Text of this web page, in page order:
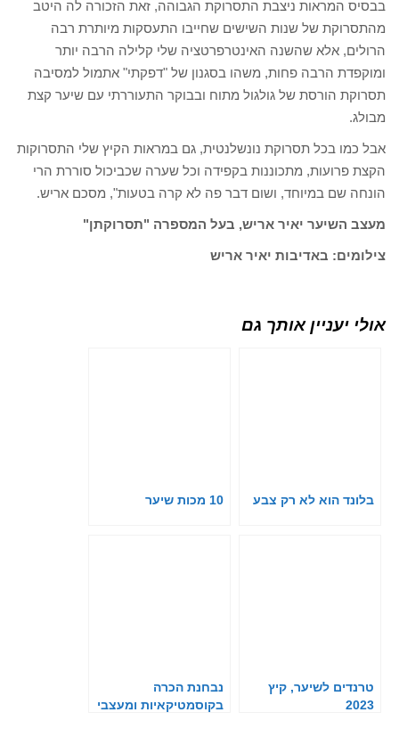
בבסיס המראות ניצבת התסרוקת הגבוהה, זאת הזכורה לה היטב
מהתסרוקת של שנות השישים שחייבו התעסקות מיותרת רבה
הרולים, אלא שהשנה האינטרפרטציה שלי קלילה הרבה יותר
ומוקפדת הרבה פחות, משהו בסגנון של "דפקתי" אתמול למסיבה
תסרוקת הורסת של גולגול מתוח ובבוקר התעוררתי עם שיער קצת
מבולג.
אבל כמו בכל תסרוקת נונשלנטית, גם במראות הקיץ שלי התסרוקות
הקצת פרועות, מתכוננות בקפידה וכל שערה שכביכול סוררת הרי
הונחה שם במיוחד, ושום דבר פה לא קרה בטעות", מסכם אריש.
מעצב השיער יאיר אריש, בעל המספרה "תסרוקתן"
צילומים: באדיבות יאיר אריש
אולי יעניין אותך גם
בלונד הוא לא רק צבע 10 מכות שיער
טרנדים לשיער, קיץ
2023
נבחנת הכרה
בקוסמטיקאיות ומעצבי